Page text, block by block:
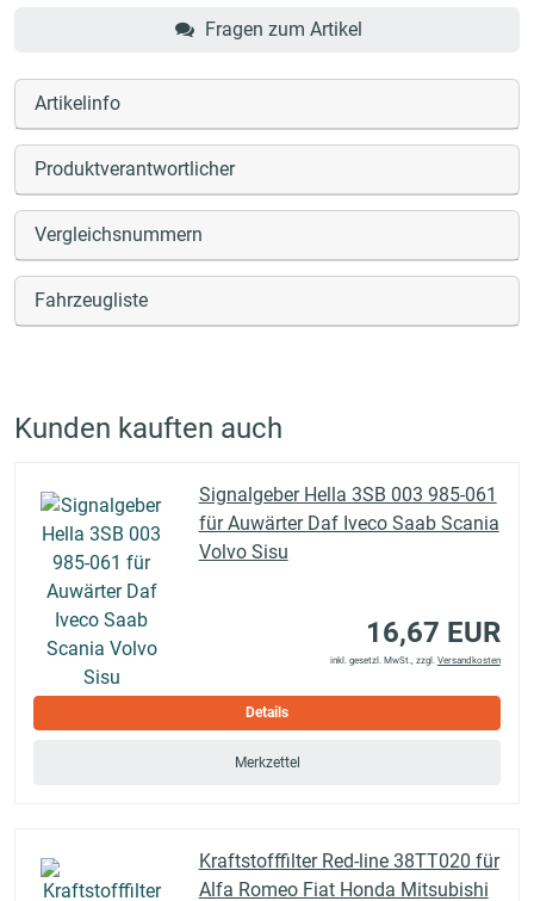
Fragen zum Artikel
Artikelinfo
Produktverantwortlicher
Vergleichsnummern
Fahrzeugliste
Kunden kauften auch
Signalgeber Hella 3SB 003 985-061
für Auwärter Daf Iveco Saab Scania
Volvo Sisu
16,67 EUR
inkl. gesetzl. MwSt., zzgl. Versandkosten
Details
Merkzettel
Kraftstofffilter Red-line 38TT020 für
Alfa Romeo Fiat Honda Mitsubishi